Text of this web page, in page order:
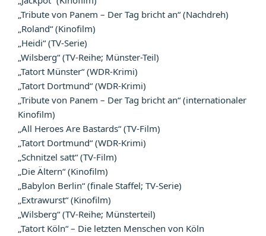
„Tribute von Panem – Der Tag bricht an“ (Nachdreh)
„Roland“ (Kinofilm)
„Heidi“ (TV-Serie)
„Wilsberg“ (TV-Reihe; Münster-Teil)
„Tatort Münster“ (WDR-Krimi)
„Tatort Dortmund“ (WDR-Krimi)
„Tribute von Panem – Der Tag bricht an“ (internationaler
Kinofilm)
„All Heroes Are Bastards“ (TV-Film)
„Tatort Dortmund“ (WDR-Krimi)
„Schnitzel satt“ (TV-Film)
„Die Ältern“ (Kinofilm)
„Babylon Berlin“ (finale Staffel; TV-Serie)
„Extrawurst“ (Kinofilm)
„Wilsberg“ (TV-Reihe; Münsterteil)
„Tatort Köln“ – Die letzten Menschen von Köln